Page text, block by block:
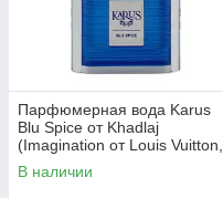
Парфюмерная вода Karus
Blu Spice от Khadlaj
(Imagination от Louis Vuitton,
100 мл)
В наличии